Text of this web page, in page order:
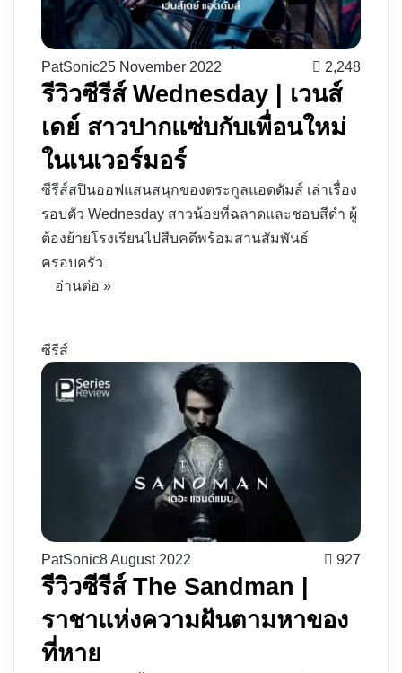
PatSonic25 November 2022 2,248
รีวิวซีรีส์ Wednesday | เวนส์
เดย์ สาวปากแซ่บกับเพื่อนใหม่
ในเนเวอร์มอร์
ซีรีส์สปินออฟแสนสนุกของตระกูลแอดดัมส์ เล่าเรื่อง
รอบตัว Wednesday สาวน้อยที่ฉลาดและชอบสีดำ ผู้
ต้องย้ายโรงเรียนไปสืบคดีพร้อมสานสัมพันธ์
ครอบครัว
อ่านต่อ »
ซีรีส์
PatSonic8 August 2022 927
รีวิวซีรีส์ The Sandman |
ราชาแห่งความฝันตามหาของ
ที่หาย